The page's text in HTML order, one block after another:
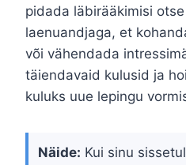
pidada läbirääkimisi
laenuandjaga, et
või vähendada
täiendavaid kulusid ja
kuluks uue lepingu
Näide: Kui sinu